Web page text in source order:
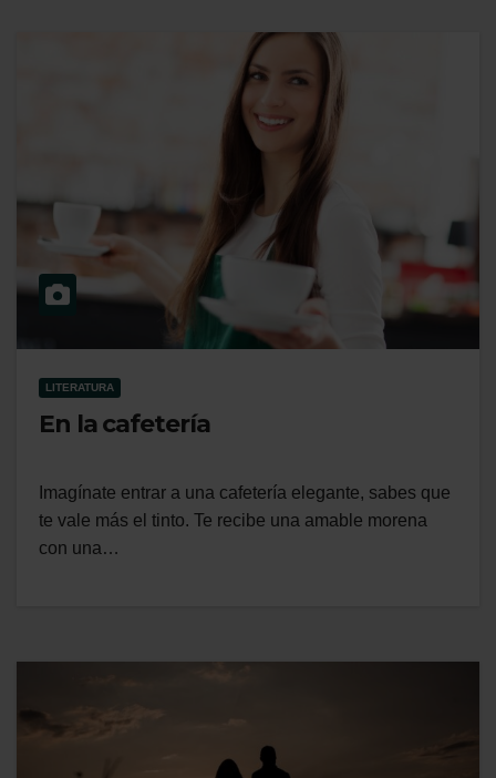
LITERATURA
En la cafetería
Imagínate entrar a una cafetería elegante, sabes que
te vale más el tinto. Te recibe una amable morena
con una…